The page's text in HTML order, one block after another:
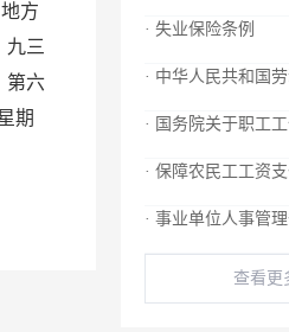
方
三
第六
期
· 失业保险条例
· 中华人民共和国
· 国务院关于职工
· 保障农民工工资
· 事业单位人事管理
查看更